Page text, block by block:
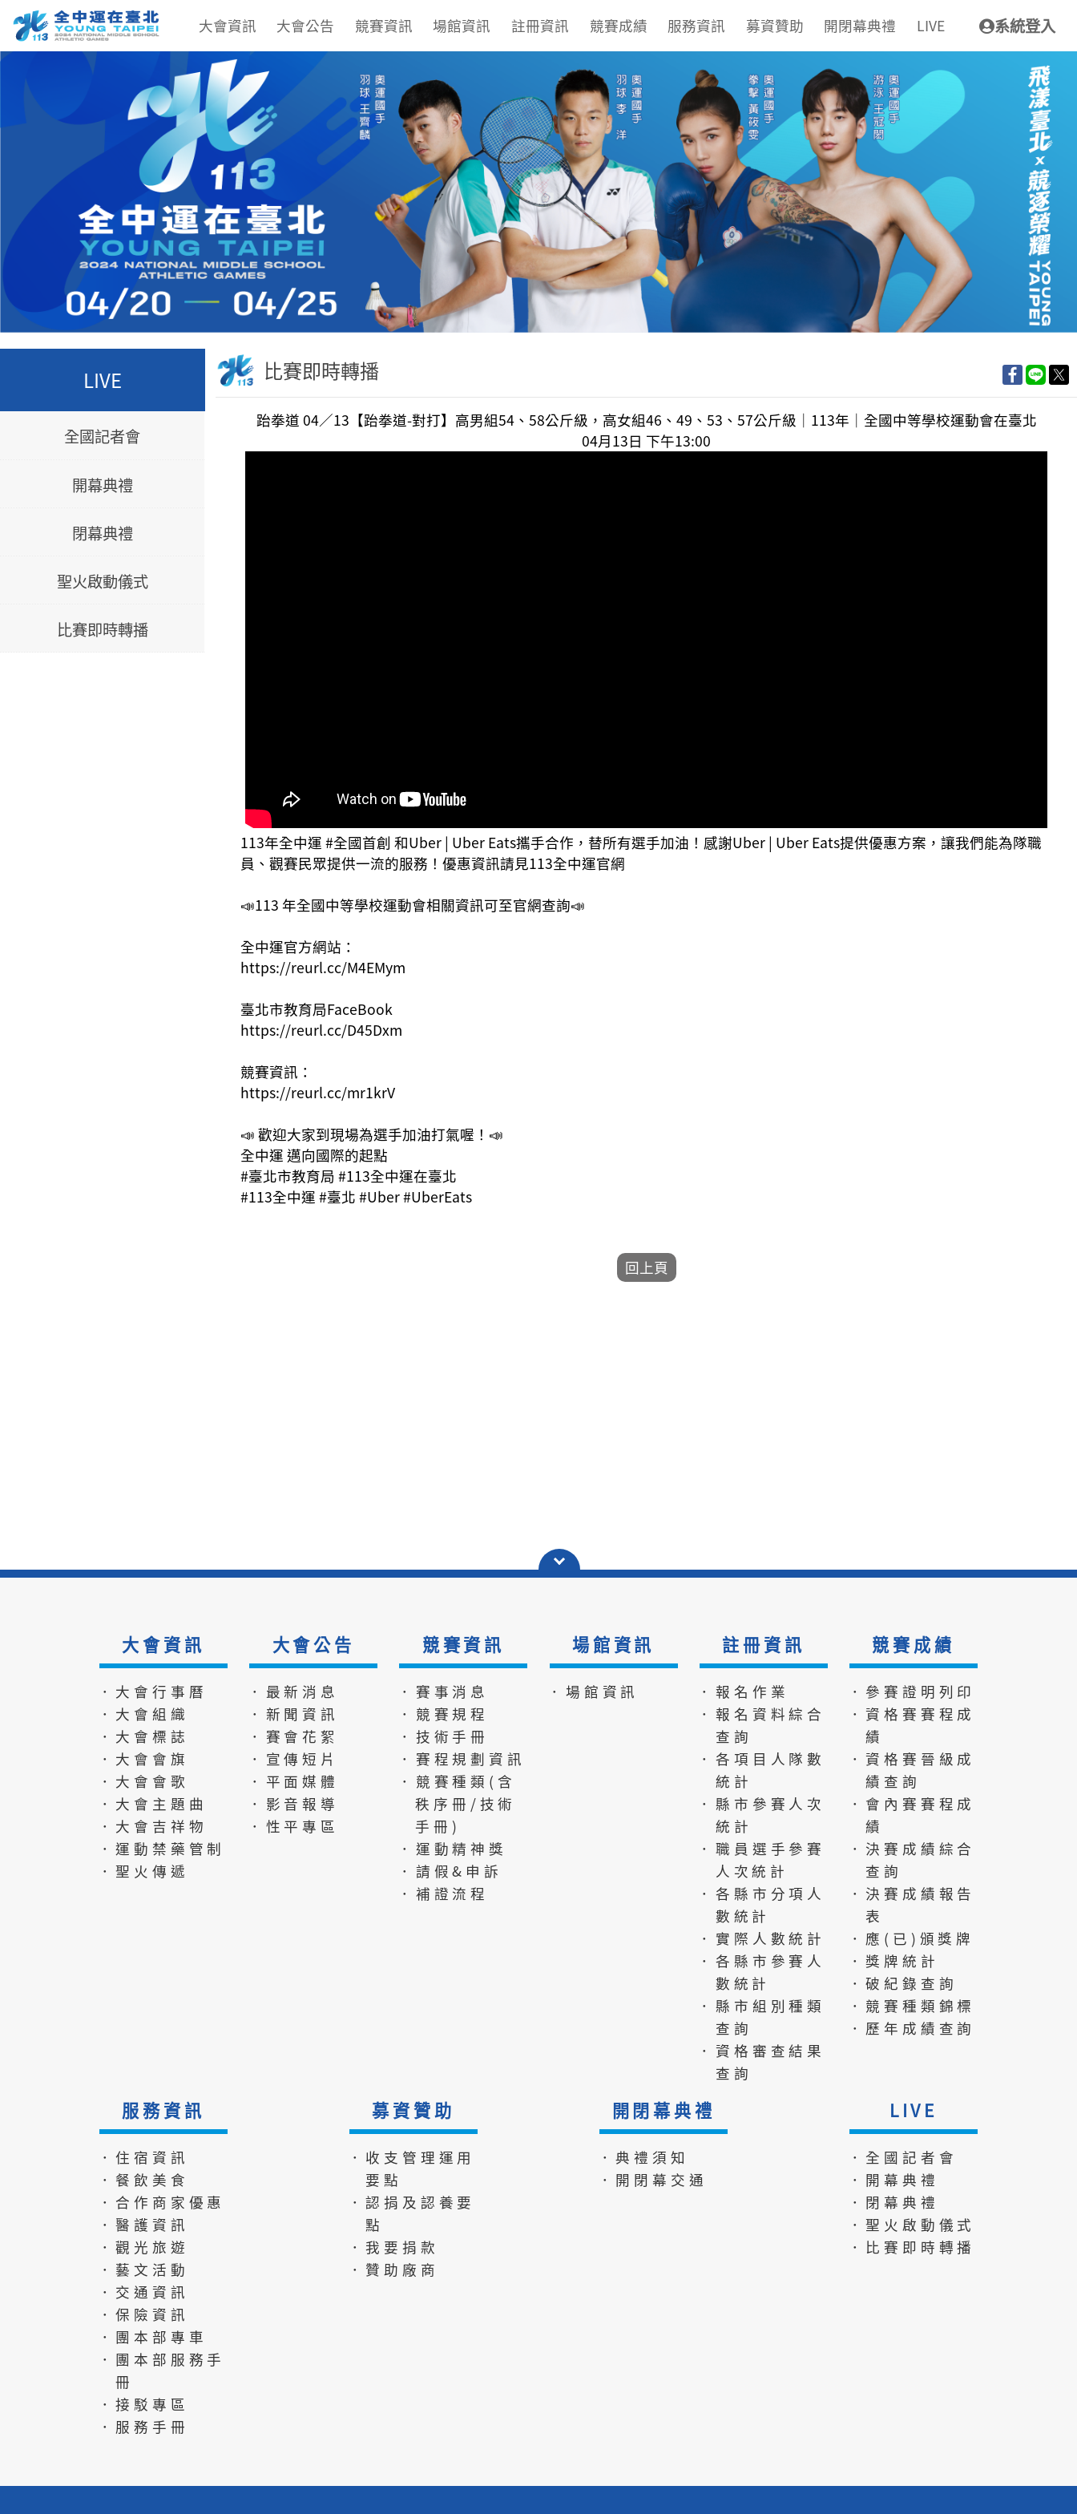
大會資訊 大會公告 競賽資訊 場館資訊 註冊資訊 競賽成績 服務資訊 募資贊助 開閉幕典禮 LIVE 系統登入
LIVE
全國記者會
開幕典禮
閉幕典禮
聖火啟動儀式
比賽即時轉播
比賽即時轉播
跆拳道 04／13【跆拳道-對打】高男組54、58公斤級，高女組46、49、53、57公斤級｜113年｜全國中等學校運動會在臺北
04月13日 下午13:00
113年全中運 #全國首創 和Uber | Uber Eats攜手合作，替所有選手加油！感謝Uber | Uber Eats提供優惠方案，讓我們能為隊職
員、觀賽民眾提供一流的服務！優惠資訊請見113全中運官網
📣113 年全國中等學校運動會相關資訊可至官網查詢📣
全中運官方網站：
https://reurl.cc/M4EMym
臺北市教育局FaceBook
https://reurl.cc/D45Dxm
競賽資訊：
https://reurl.cc/mr1krV
📣 歡迎大家到現場為選手加油打氣喔！📣
全中運 邁向國際的起點
#臺北市教育局 #113全中運在臺北
#113全中運 #臺北 #Uber #UberEats
大會資訊
．大會行事曆
．大會組織
．大會標誌
．大會會旗
．大會會歌
．大會主題曲
．大會吉祥物
．運動禁藥管制
．聖火傳遞
大會公告
．最新消息
．新聞資訊
．賽會花絮
．宣傳短片
．平面媒體
．影音報導
．性平專區
競賽資訊
．賽事消息
．競賽規程
．技術手冊
．賽程規劃資訊
．競賽種類(含
秩序冊/技術
手冊)
．運動精神獎
．請假&申訴
．補證流程
場館資訊
．場館資訊
註冊資訊
．報名作業
．報名資料綜合
查詢
．各項目人隊數
統計
．縣市參賽人次
統計
．職員選手參賽
人次統計
．各縣市分項人
數統計
．實際人數統計
．各縣市參賽人
數統計
．縣市組別種類
查詢
．資格審查結果
查詢
競賽成績
．參賽證明列印
．資格賽賽程成
績
．資格賽晉級成
績查詢
．會內賽賽程成
績
．決賽成績綜合
查詢
．決賽成績報告
表
．應(已)頒獎牌
．獎牌統計
．破紀錄查詢
．競賽種類錦標
．歷年成績查詢
服務資訊
．住宿資訊
．餐飲美食
．合作商家優惠
．醫護資訊
．觀光旅遊
．藝文活動
．交通資訊
．保險資訊
．團本部專車
．團本部服務手
冊
．接駁專區
．服務手冊
募資贊助
．收支管理運用
要點
．認捐及認養要
點
．我要捐款
．贊助廠商
開閉幕典禮
．典禮須知
．開閉幕交通
LIVE
．全國記者會
．開幕典禮
．閉幕典禮
．聖火啟動儀式
．比賽即時轉播